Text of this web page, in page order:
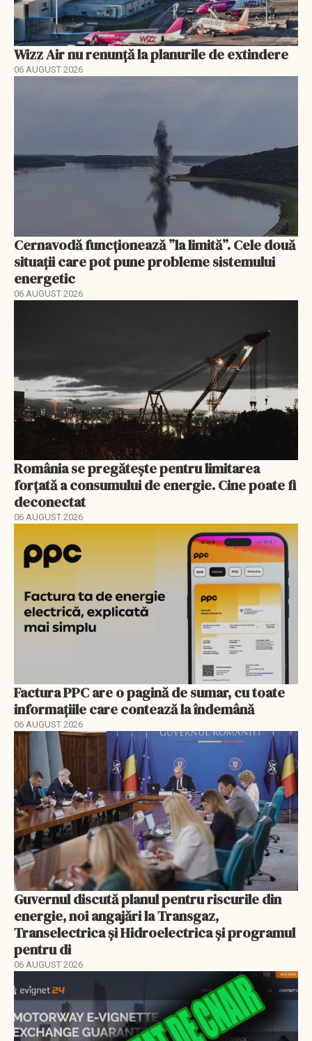
Wizz Air nu renunță la planurile de extindere
06 AUGUST 2026
Cernavodă funcționează ”la limită”. Cele două
situații care pot pune probleme sistemului
energetic
06 AUGUST 2026
România se pregătește pentru limitarea
forțată a consumului de energie. Cine poate fi
deconectat
06 AUGUST 2026
Factura PPC are o pagină de sumar, cu toate
informațiile care contează la îndemână
06 AUGUST 2026
Guvernul discută planul pentru riscurile din
energie, noi angajări la Transgaz,
Transelectrica și Hidroelectrica și programul
pentru di
06 AUGUST 2026